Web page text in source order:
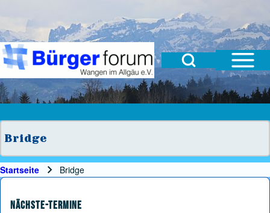
Suche Schließen
Suchformular
Suche
Open Sidebar
Open Search Block
Bridge
Pfadnavigation
Startseite Bridge
Nächste-Termine